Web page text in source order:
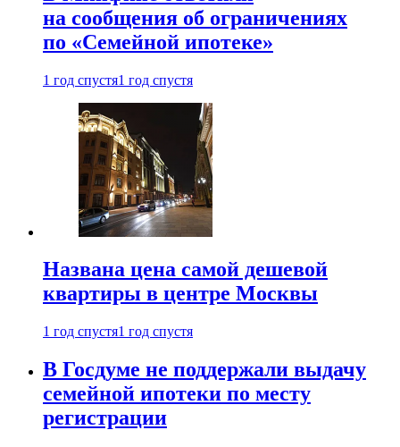
на сообщения об ограничениях
по «Семейной ипотеке»
1 год спустя1 год спустя
Названа цена самой дешевой
квартиры в центре Москвы
1 год спустя1 год спустя
В Госдуме не поддержали выдачу
семейной ипотеки по месту
регистрации